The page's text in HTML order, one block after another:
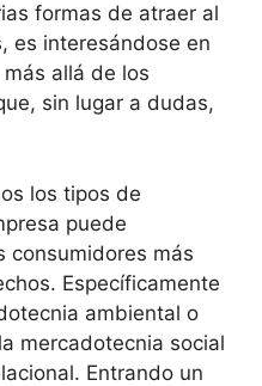
formas de atraer al
es interesándose en
allá de los
sin lugar a dudas,
los tipos de
puede
consumidores más
Específicamente
ambiental o
mercadotecnia social
Entrando un